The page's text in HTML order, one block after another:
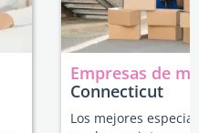
Empresas de
Connecticut
Los mejores